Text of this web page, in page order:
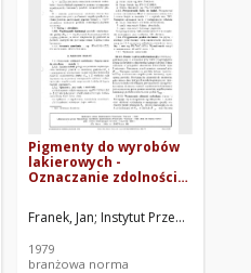
i Farb PRONIT, Pionki, Zakład
Pigmenty do wyrobów
lakierowych -
Oznaczanie zdolności
białych pigmentów
metodą fotometryczną
Franek, Jan Instytut Przemysłu
1979
branżowa norma